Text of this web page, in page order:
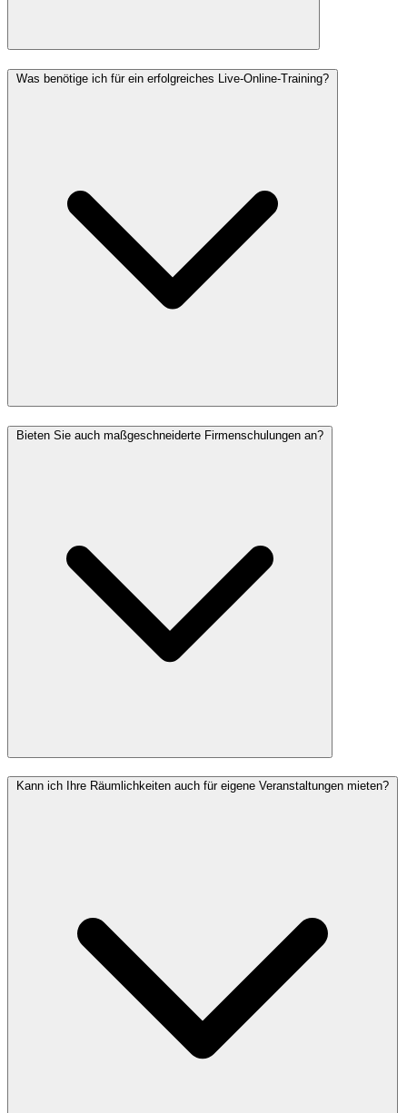
Was benötige ich für ein erfolgreiches Live-Online-Training?
Bieten Sie auch maßgeschneiderte Firmenschulungen an?
Kann ich Ihre Räumlichkeiten auch für eigene Veranstaltungen mieten?